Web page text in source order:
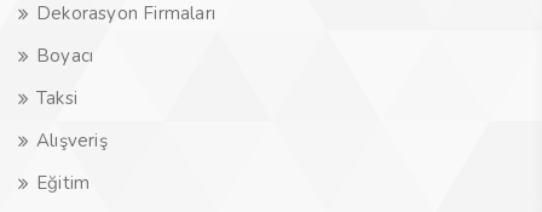
Dekorasyon Firmaları
Boyacı
Taksi
Alışveriş
Eğitim